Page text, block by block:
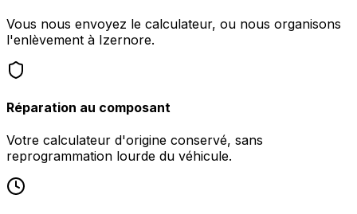
Vous nous envoyez le calculateur, ou nous organisons
l'enlèvement à Izernore.
Réparation au composant
Votre calculateur d'origine conservé, sans
reprogrammation lourde du véhicule.